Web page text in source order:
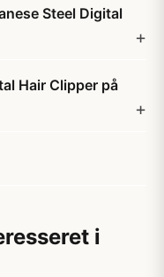
Steel Digital
Hair Clipper på
i